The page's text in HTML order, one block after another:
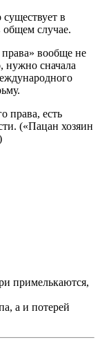
в
общем случае.
вообще не
нужно сначала
права, есть
(«Пацан хозяин
примелькаются,
а и потерей